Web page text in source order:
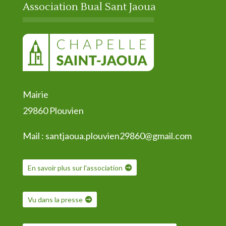
Association Bual Sant Jaoua
Mairie
29860 Plouvien
Mail : santjaoua.plouvien29860@gmail.com
En savoir plus sur l'association
Vu dans la presse